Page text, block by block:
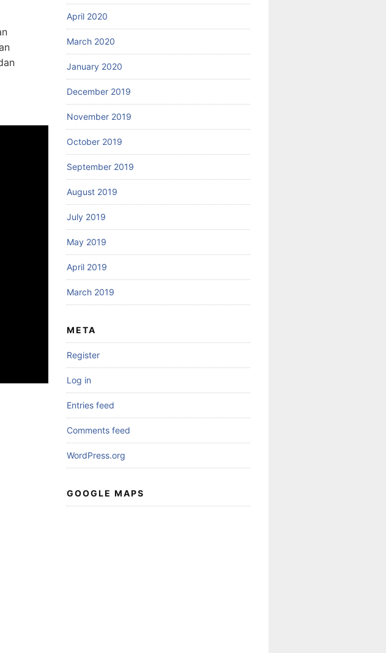
April 2020
March 2020
January 2020
December 2019
November 2019
October 2019
September 2019
August 2019
July 2019
May 2019
April 2019
March 2019
META
Register
Log in
Entries feed
Comments feed
WordPress.org
GOOGLE MAPS